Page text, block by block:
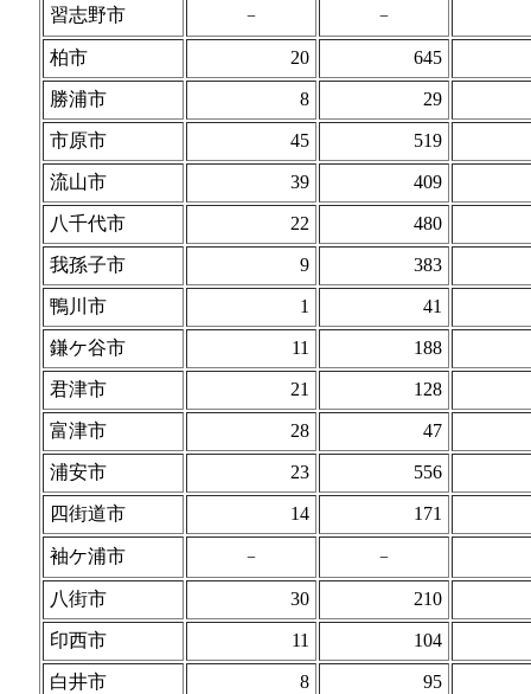
習志野市 − −
柏市 20 645
勝浦市 8 29
市原市 45 519
流山市 39 409
八千代市 22 480
我孫子市 9 383
鴨川市 1 41
鎌ケ谷市 11 188
君津市 21 128
富津市 28 47
浦安市 23 556
四街道市 14 171
袖ケ浦市 − −
八街市 30 210
印西市 11 104
白井市 8 95